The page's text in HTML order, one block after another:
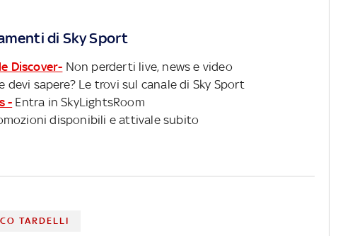
di Sky Sport
Discover- Non perderti live, news e video
devi sapere? Le trovi sul canale di Sky Sport
- Entra in SkyLightsRoom
disponibili e attivale subito
TARDELLI